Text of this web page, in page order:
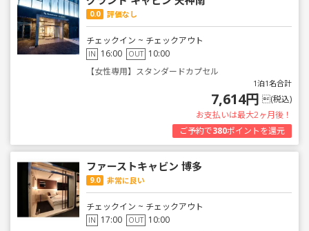
0.0 評価なし
チェックイン ~ チェックアウト
IN 16:00 OUT 10:00
【女性専用】スタンダードカプセル
1泊1名合計
7,614円 (税込)
お支払いは最大2ヶ月後！
ご予約で380ポイントを還元
ファーストキャビン 博多
9.0 非常に良い
チェックイン ~ チェックアウト
IN 17:00 OUT 10:00